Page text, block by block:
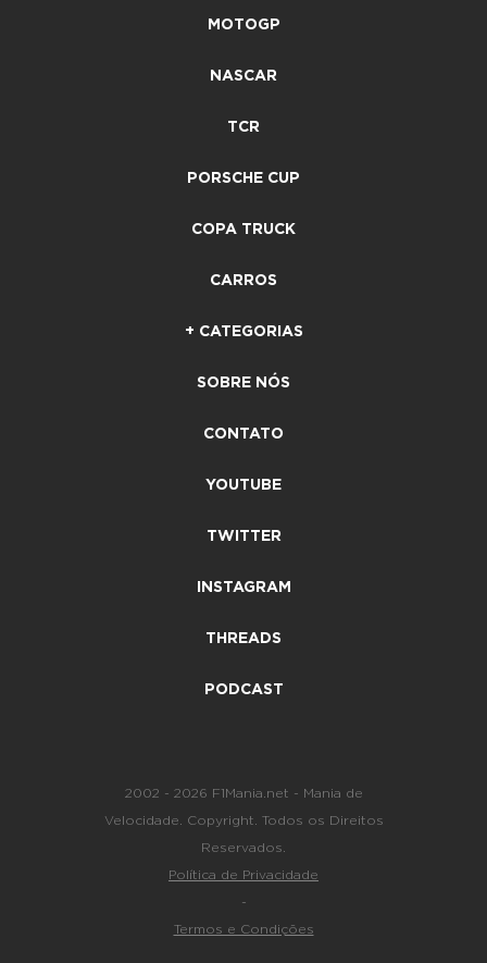
MOTOGP
NASCAR
TCR
PORSCHE CUP
COPA TRUCK
CARROS
+ CATEGORIAS
SOBRE NÓS
CONTATO
YOUTUBE
TWITTER
INSTAGRAM
THREADS
PODCAST
2002 - 2026 F1Mania.net - Mania de
Velocidade. Copyright. Todos os Direitos
Reservados.
Política de Privacidade
-
Termos e Condições